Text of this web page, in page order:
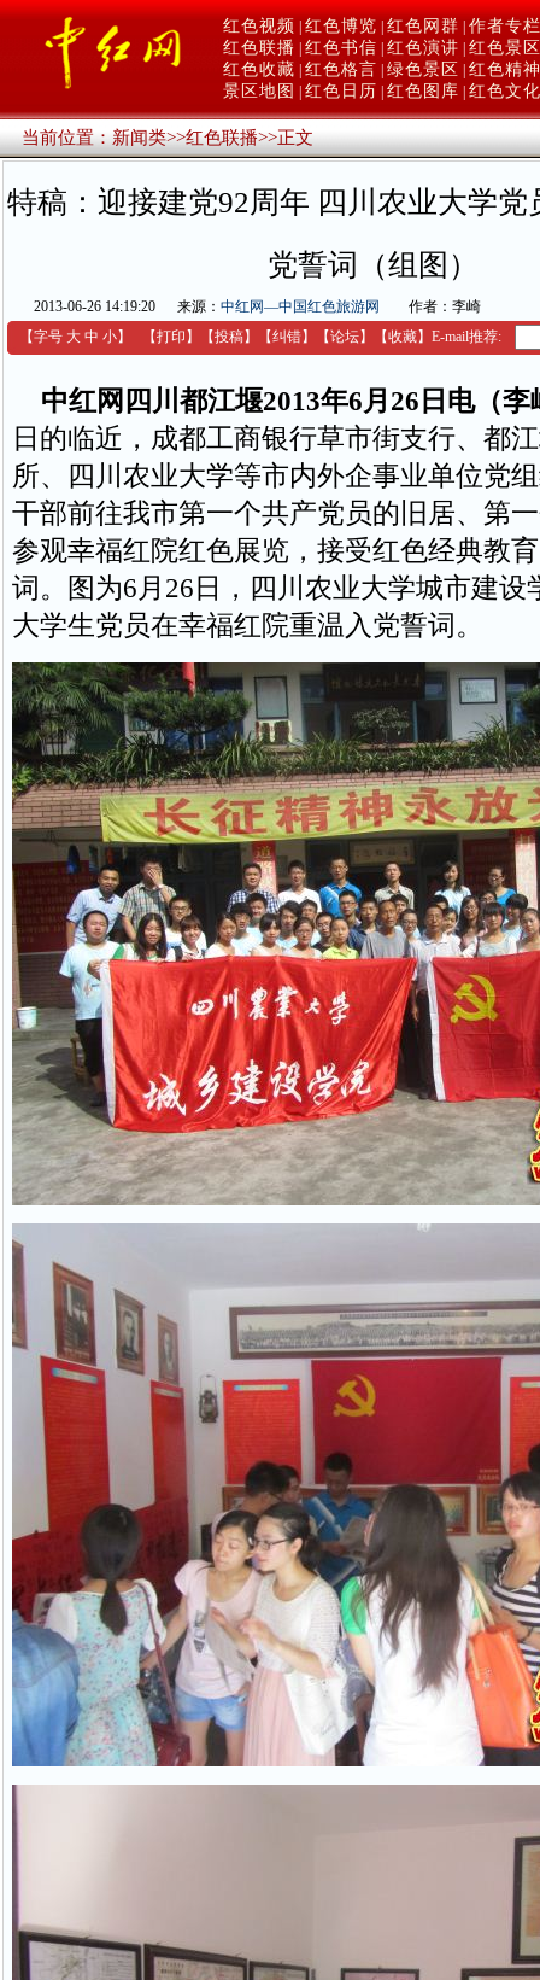
红色视频 红色博览 红色网群 作者专栏
红色联播 红色书信 红色演讲 红色景区
红色收藏 红色格言 绿色景区
红色精神
景区地图
红色日历 红色图库 红色文化
当前位置：新闻类>>红色联播>>正文
特稿：迎接建党92周年 四川农业大学党
党誓词（组图）
2013-06-26 14:19:20 来源： 中红网—中国红色旅游网
作者：李崎
【字号 大 中 小】 【打印 】 【投稿】 【纠错】 【论坛】 【收藏】 E-mail推荐:
中红网四川都江堰2013年6月26日电（李
日的临近，成都工商银行草市街支行、都
所、四川农业大学等市内外企事业单位党
干部前往我市第一个共产党员的旧居、第
参观幸福红院红色展览，接受红色经典教
词。图为6月26日，四川农业大学城市建设
大学生党员在幸福红院重温入党誓词。